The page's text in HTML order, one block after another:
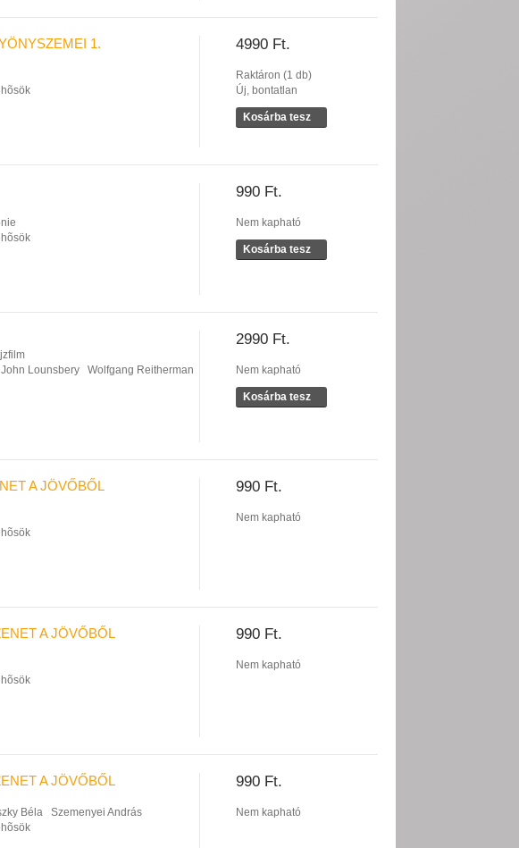
4990 Ft.
Raktáron (1 db)
Új, bontatlan
Kosárba tesz
1.
990 Ft.
Nem kapható
Kosárba tesz
2990 Ft.
Nem kapható
Kosárba tesz
John Lounsbery
Wolfgang Reitherman
990 Ft.
Nem kapható
A JÖVŐBŐL
990 Ft.
Nem kapható
A JÖVŐBŐL
990 Ft.
Nem kapható
A JÖVŐBŐL
Béla
Szemenyei András